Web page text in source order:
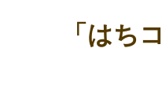
「はち